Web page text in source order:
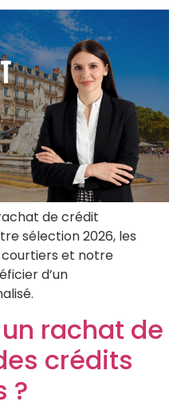
de crédit
sélection 2026, les
et notre
d’un
rachat de
crédits
?